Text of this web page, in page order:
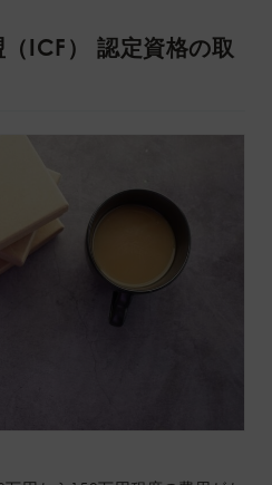
ICF） 認定資格の取